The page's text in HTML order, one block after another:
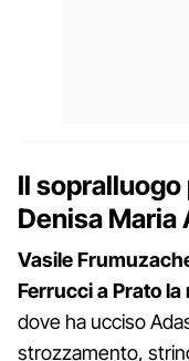
Il
Denisa Maria
Vasile
Ferrucci a Prato la
dove ha ucciso
strozzamento,